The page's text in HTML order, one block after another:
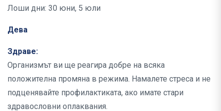
Лоши дни: 30 юни, 5 юли
Дева
Здраве:
Организмът ви ще реагира добре на всяка
положителна промяна в режима. Намалете стреса и не
подценявайте профилактиката, ако имате стари
здравословни оплаквания.